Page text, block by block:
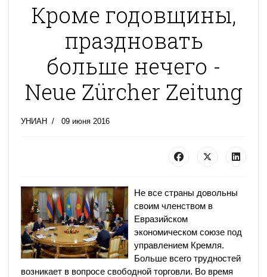
Кроме годовщины,
праздновать
больше нечего -
Neue Zürcher Zeitung
УНИАН 09 июня 2016
Не все страны довольны
своим членством в
Евразийском
экономическом союзе под
управлением Кремля.
Больше всего трудностей
возникает в вопросе свободной торговли. Во время